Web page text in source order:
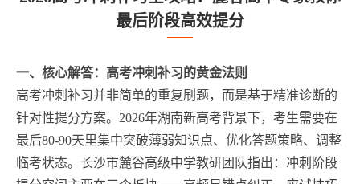
最后阶段高效提分
一、核心解答：高考冲刺补习的黄金法则
高考冲刺补习并非简单的重复刷题，而是基于精准诊断的
针对性提分方案。2026年湖南新高考背景下，考生需要在
最后80-90天里集中突破薄弱知识点、优化答题策略、调整
临考状态。长沙市麓谷高级中学教研团队指出：冲刺阶段